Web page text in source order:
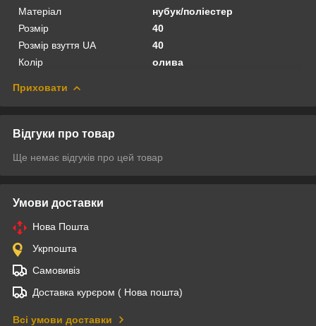
Матеріал
нубук/поліестер
Розмір
40
Розмір взуття UA
40
Колір
олива
Приховати
Відгуки про товар
Ще немає відгуків про цей товар
Умови доставки
Нова Пошта
Укрпошта
Самовивіз
Доставка курєром ( Нова пошта)
Всі умови доставки